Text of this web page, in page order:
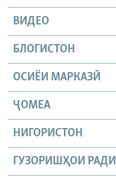
ВИДЕО
БЛОГИСТОН
ОСИЁИ МАРКАЗӢ
ҶОМEА
НИГОРИСТОН
ГУЗОРИШҲОИ